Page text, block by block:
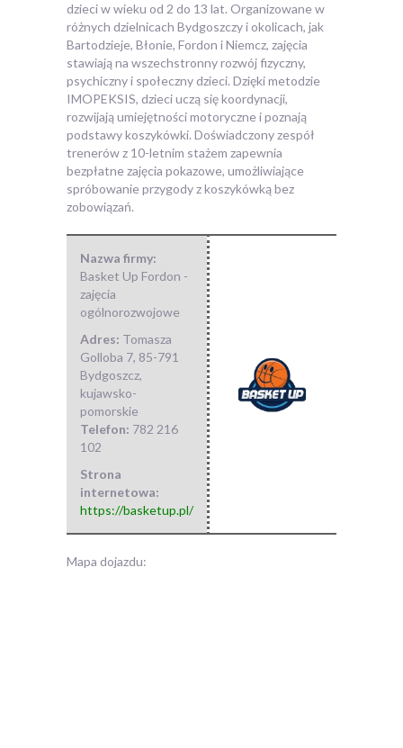
dzieci wwieku od 2 do 13 lat. Organizowane w
różnych dzielnicach Bydgoszczy i okolicach, jak
Bartodzieje, Błonie, Fordon i Niemcz, zajęcia
stawiają na wszechstronny rozwój fizyczny,
psychiczny i społeczny dzieci. Dzięki metodzie
IMOPEKSIS, dzieci uczą się koordynacji,
rozwijają umiejętności motoryczne i poznają
podstawy koszykówki. Doświadczony zespół
trenerów z 10-letnim stażem zapewnia
bezpłatne zajęcia pokazowe, umożliwiające
spróbowanie przygody z koszykówką bez
zobowiązań.
Nazwa firmy:
Basket Up Fordon -
zajęcia
ogólnorozwojowe
Adres: Tomasza
Golloba 7, 85-791
Bydgoszcz,
kujawsko-
pomorskie
Telefon: 782 216
102
Strona
internetowa:
https://basketup.pl/
Mapa dojazdu: